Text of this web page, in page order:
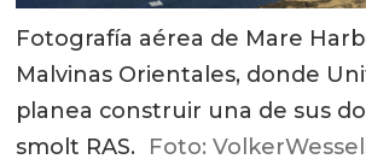
Fotografía aérea de Mare
Malvinas Orientales, donde
planea construir una de sus
smolt RAS. Foto: